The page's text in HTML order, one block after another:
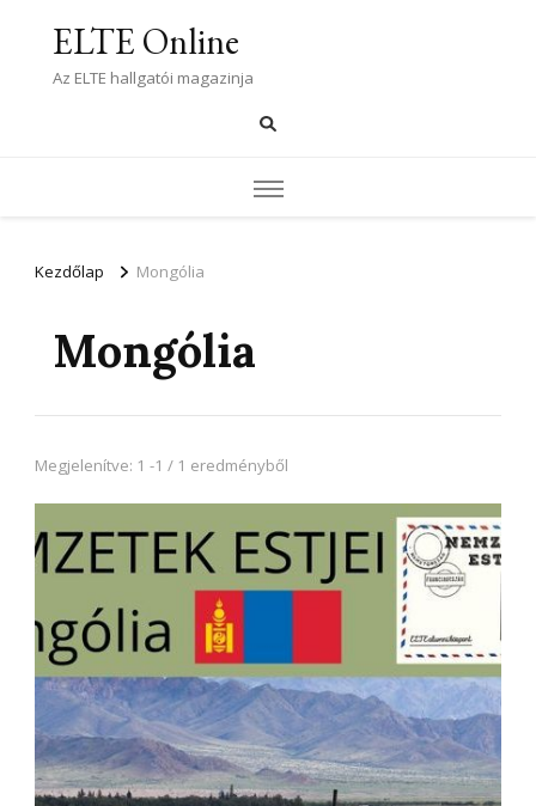
ELTE Online
Az ELTE hallgatói magazinja
Kezdőlap Mongólia
Mongólia
Megjelenítve: 1 -1 / 1 eredményből